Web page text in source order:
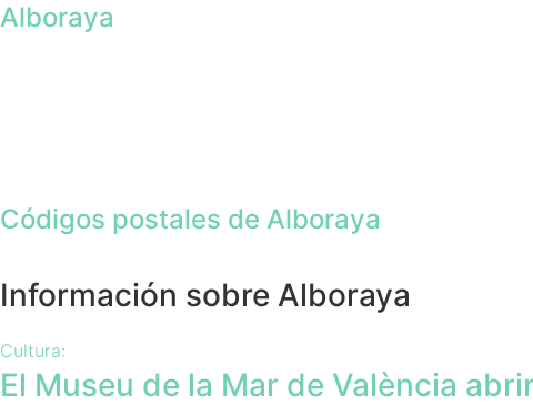
Alboraya
Códigos postales de Alboraya
Información sobre Alboraya
Cultura:
El Museu de la Mar de València